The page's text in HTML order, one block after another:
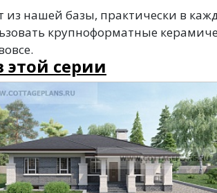
нашей базы, практически в
крупноформатные
серии